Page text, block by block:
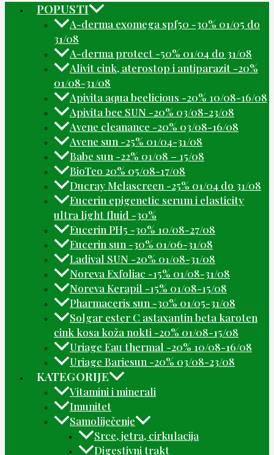
POPUSTI
A-derma exomega spf50 -30% 01/05 do
31/08
A-derma protect -50% 01/04 do 31/08
Alivit cink, aterostop i antiparazit -20%
01/08-31/08
Apivita aqua beelicious -20% 10/08-16/08
Apivita bee SUN -20% 03/08-23/08
Avene cleanance -20% 03/08-16/08
Avene sun -25% 01/04-31/08
Babe sun -22% 01/08 – 15/08
BioTeo 20% 05/08-17/08
Ducray Melascreen -25% 01/04 do 31/08
Eucerin epigenetic serum i elasticity
ultra light fluid -30%
Eucerin PH5 -30% 10/08-27/08
Eucerin sun -30% 01/06-31/08
Ladival SUN -20% 01/08-31/08
Noreva Exfoliac -15% 01/08-31/08
Noreva Kerapil -15% 01/08-15/08
Pharmaceris sun -30% 01/05-31/08
Solgar ester C astaxantin beta karoten
cink kosa koža nokti -20% 01/08-15/08
Uriage Eau thermal -20% 10/08-16/08
Uriage Bariesun -20% 03/08-23/08
KATEGORIJE
Vitamini i minerali
Imunitet
Samoliječenje
Srce, jetra, cirkulacija
Digestivni trakt